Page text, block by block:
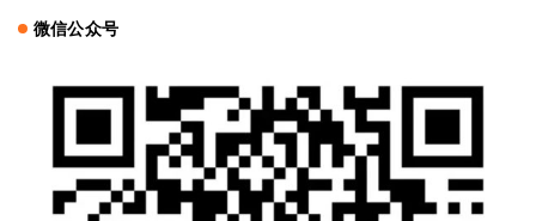
微信公众号